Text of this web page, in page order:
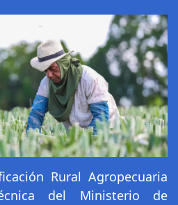
Rural Agropecuaria
del Ministerio de